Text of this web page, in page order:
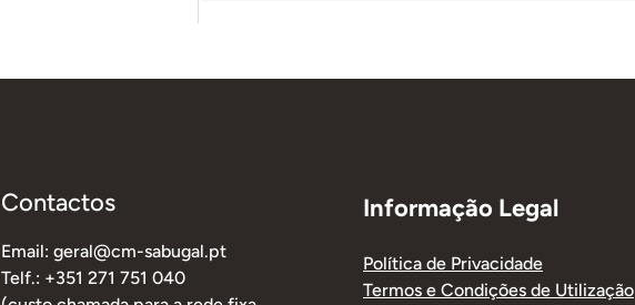
Contactos
Email: geral@cm-sabugal.pt
Telf.: +351 271 751 040
Informação Legal
Política de Privacidade
Termos e Condições de Utilização